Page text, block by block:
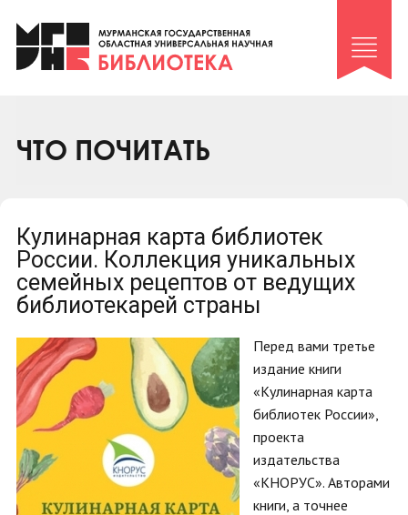
Клуб «Гиря и сельдерей»
Клуб «Семейный архив»
Коллегам
ЧТО ПОЧИТАТЬ
Кулинарная карта библиотек
России. Коллекция уникальных
семейных рецептов от ведущих
библиотекарей страны
Перед вами третье
издание книги
«Кулинарная карта
библиотек России»,
проекта
издательства
«КНОРУС». Авторами
книги, а точнее